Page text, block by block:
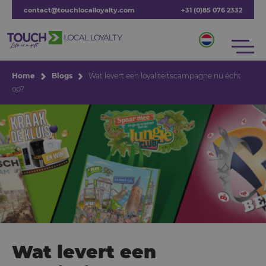
contact@touchlocalloyalty.com +31 (0)85 076 2332
Home Blogs
Wat levert een loyaliteitscampagne nu écht
op?
Wat levert een